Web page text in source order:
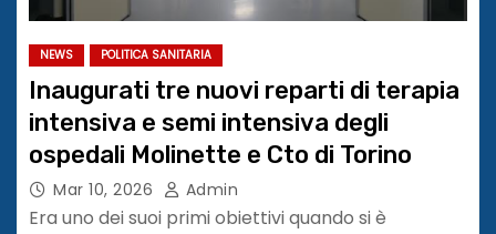
NEWS POLITICA SANITARIA
Inaugurati tre nuovi reparti di terapia
intensiva e semi intensiva degli
ospedali Molinette e Cto di Torino
Mar 10, 2026 Admin
Era uno dei suoi primi obiettivi quando si è